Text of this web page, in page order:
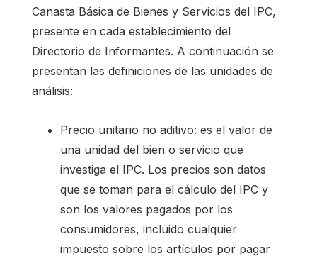
Canasta Básica de Bienes y Servicios del IPC,
presente en cada establecimiento del
Directorio de Informantes. A continuación se
presentan las definiciones de las unidades de
análisis:
Precio unitario no aditivo: es el valor de
una unidad del bien o servicio que
investiga el IPC. Los precios son datos
que se toman para el cálculo del IPC y
son los valores pagados por los
consumidores, incluido cualquier
impuesto sobre los artículos por pagar